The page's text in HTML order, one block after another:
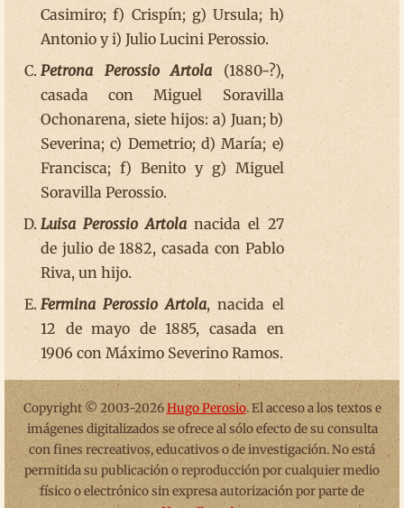
Casimiro; f) Crispín; g) Ursula; h)
Antonio y i) Julio Lucini Perossio.
Petrona Perossio Artola (1880-?),
casada con Miguel Soravilla
Ochonarena, siete hijos: a) Juan; b)
Severina; c) Demetrio; d) María; e)
Francisca; f) Benito y g) Miguel
Soravilla Perossio.
Luisa Perossio Artola nacida el 27
de julio de 1882, casada con Pablo
Riva, un hijo.
Fermina Perossio Artola, nacida el
12 de mayo de 1885, casada en
1906 con Máximo Severino Ramos.
Copyright © 2003-2026Hugo Perosio. El acceso a los textos e
imágenes digitalizados se ofrece al sólo efecto de su consulta
con fines recreativos, educativos o de investigación. No está
permitida su publicación o reproducción por cualquier medio
físico o electrónico sin expresa autorización por parte de